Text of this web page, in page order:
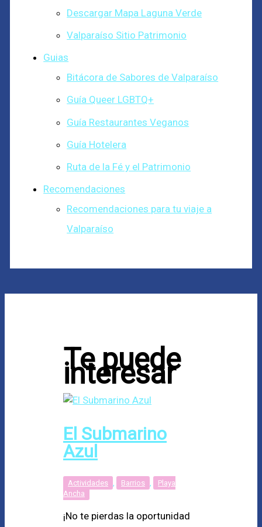
Descargar Mapa Laguna Verde
Valparaíso Sitio Patrimonio
Guias
Bitácora de Sabores de Valparaíso
Guía Queer LGBTQ+
Guía Restaurantes Veganos
Guía Hotelera
Ruta de la Fé y el Patrimonio
Recomendaciones
Recomendaciones para tu viaje a
Valparaíso
Te puede
interesar
El Submarino
Azul
Actividades Barrios
Playa
Ancha
¡No te pierdas la oportunidad